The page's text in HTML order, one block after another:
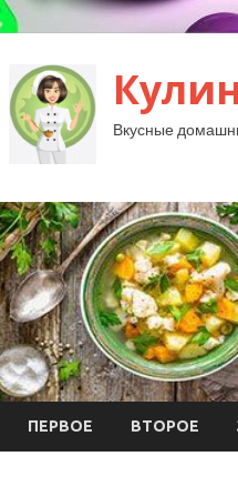
Вкусные
ПЕРВОЕ ВТОРОЕ